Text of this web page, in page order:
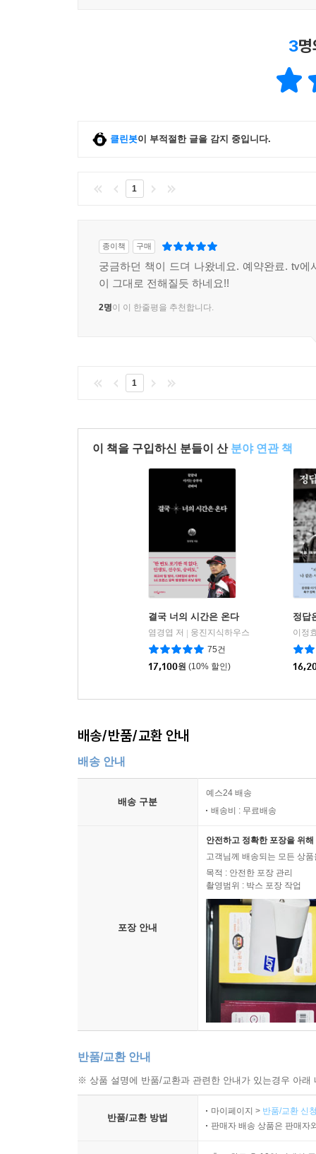
3
클린봇이 부적절한 글을 감지 중입니다.
1
종이책 구매
궁금하던 책이 드뎌 나왔네요. 예약완료. tv에
이 그대로 전해질듯 하네요!!
2명이 이 한줄평을 추천합니다.
1
이 책을 구입하신 분들이 산 분야 연관 책
결국 너의 시간은 온다
염경엽 저
웅진지식하우스
75건
17,100원 (10% 할인)
정답
이정
배송/반품/교환 안내
배송 안내
배송 구분
예스24 배송
배송비 : 무료배송
포장 안내
안전하고 정확한 포장을 위
고객님께 배송되는 모든 상
목적 : 안전한 포장 관리
촬영범위 : 박스 포장 작업
반품/교환 안내
※ 상품 설명에 반품/교환과 관련한 안내가 있는경우 아
반품/교환 방법
마이페이지 > 반품/교환 신
판매자 배송 상품은 판매자